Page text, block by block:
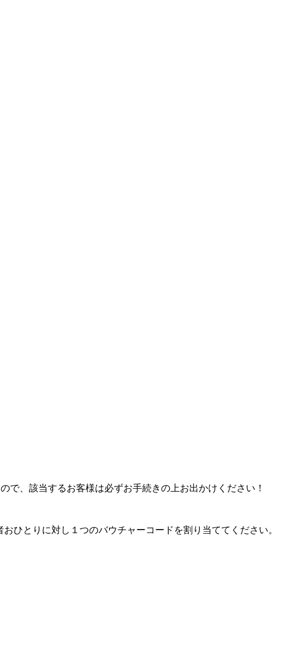
で、該当するお客様は必ずお手続きの上お出かけください！
ひとりに対し１つのバウチャーコードを割り当ててください。